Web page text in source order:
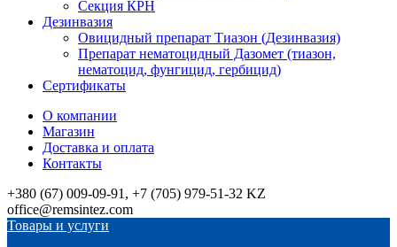
Секция КРН
Дезинвазия
Овицидный препарат Тиазон (Дезинвазия)
Препарат нематоцидный Дазомет (тиазон,
нематоцид, фунгицид, гербицид)
Сертификаты
О компании
Магазин
Доставка и оплата
Контакты
+380 (67) 009-09-91, +7 (705) 979-51-32 KZ
office@remsintez.com
Товары и услуги